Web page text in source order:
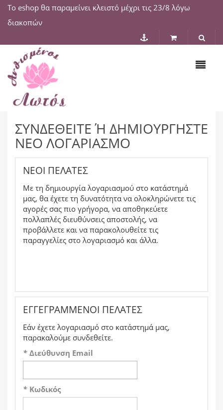
Το eshop θα παραμείνει κλειστό μέχρι τις 23/8 λόγω
διακοπών
ΣΥΝΔΕΘΕΊΤΕ Ή ΔΗΜΙΟΥΡΓΉΣΤΕ Ν
ΈΟ ΛΟΓΑΡΙΑΣΜΌ
ΝΈΟΙ ΠΕΛΆΤΕΣ
Με τη δημιουργία λογαριασμού στο κατάστημά
μας, θα έχετε τη δυνατότητα να ολοκληρώνετε τις
αγορές σας πιο γρήγορα, να αποθηκεύετε
πολλαπλές διευθύνσεις αποστολής, να
προβάλλετε και να παρακολουθείτε τις
παραγγελίες στο λογαριασμό και άλλα.
ΕΓΓΕΓΡΑΜΜΈΝΟΙ ΠΕΛΆΤΕΣ
Εάν έχετε λογαριασμό στο κατάστημά μας,
παρακαλούμε συνδεθείτε.
* Διεύθυνση Email
* Κωδικός